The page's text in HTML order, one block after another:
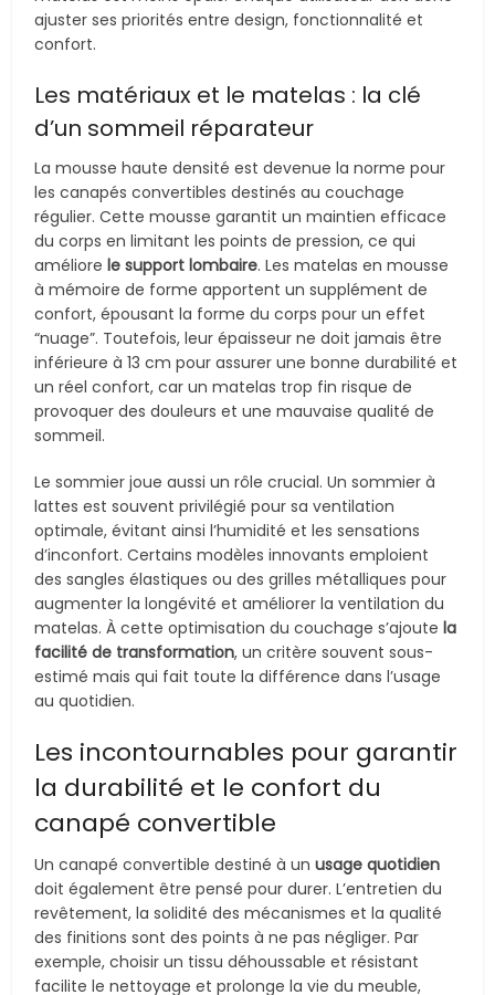
ajuster ses priorités entre design, fonctionnalité et
confort.
Les matériaux et le matelas : la clé
d’un sommeil réparateur
La mousse haute densité est devenue la norme pour
les canapés convertibles destinés au couchage
régulier. Cette mousse garantit un maintien efficace
du corps en limitant les points de pression, ce qui
améliorele support lombaire. Les matelas en mousse
à mémoire de forme apportent un supplément de
confort, épousant la forme du corps pour un effet
“nuage”. Toutefois, leur épaisseur ne doit jamais être
inférieure à 13 cm pour assurer une bonne durabilité et
un réel confort, car un matelas trop fin risque de
provoquer des douleurs et une mauvaise qualité de
sommeil.
Le sommier joue aussi un rôle crucial. Un sommier à
lattes est souvent privilégié pour sa ventilation
optimale, évitant ainsi l’humidité et les sensations
d’inconfort. Certains modèles innovants emploient
des sangles élastiques ou des grilles métalliques pour
augmenter la longévité et améliorer la ventilation du
matelas. À cette optimisation du couchage s’ajoutela
facilité de transformation, un critère souvent sous-
estimé mais qui fait toute la différence dans l’usage
au quotidien.
Les incontournables pour garantir
la durabilité et le confort du
canapé convertible
Un canapé convertible destiné à unusage quotidien
doit également être pensé pour durer. L’entretien du
revêtement, la solidité des mécanismes et la qualité
des finitions sont des points à ne pas négliger. Par
exemple, choisir un tissu déhoussable et résistant
facilite le nettoyage et prolonge la vie du meuble,